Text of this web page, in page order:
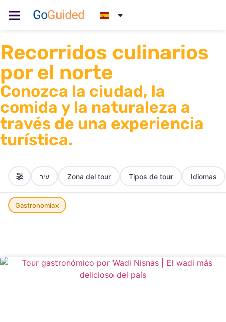
Recorridos culinarios
por el norte
Conozca la ciudad, la
comida y la naturaleza a
través de una experiencia
turística.
עיר Zona del tour Tipos de tour Idiomas
Gastronomíax